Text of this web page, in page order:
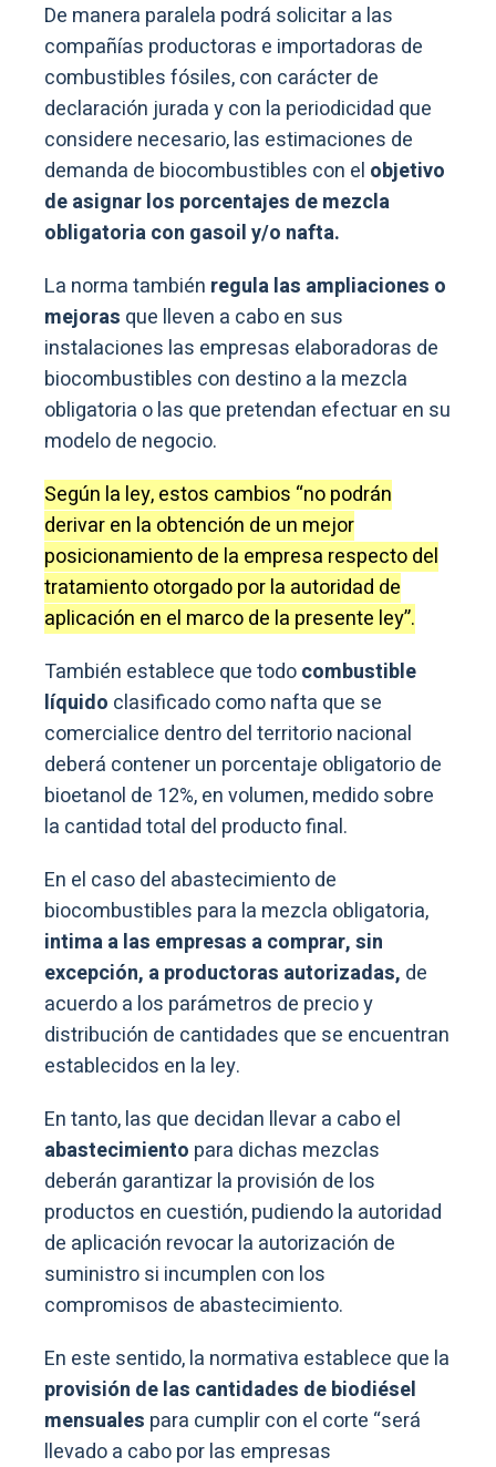
De manera paralela podrá solicitar a las
compañías productoras e importadoras de
combustibles fósiles, con carácter de
declaración jurada y con la periodicidad que
considere necesario, las estimaciones de
demanda de biocombustibles con el objetivo
de asignar los porcentajes de mezcla
obligatoria con gasoil y/o nafta.
La norma también regula las ampliaciones o
mejoras que lleven a cabo en sus
instalaciones las empresas elaboradoras de
biocombustibles con destino a la mezcla
obligatoria o las que pretendan efectuar en su
modelo de negocio.
Según la ley, estos cambios “no podrán
derivar en la obtención de un mejor
posicionamiento de la empresa respecto del
tratamiento otorgado por la autoridad de
aplicación en el marco de la presente ley”.
También establece que todocombustible
líquido clasificado como nafta que se
comercialice dentro del territorio nacional
deberá contener un porcentaje obligatorio de
bioetanol de 12%, en volumen, medido sobre
la cantidad total del producto final.
En el caso del abastecimiento de
biocombustibles para la mezcla obligatoria,
intima a las empresas a comprar, sin
excepción, a productoras autorizadas, de
acuerdo a los parámetros de precio y
distribución de cantidades que se encuentran
establecidos en la ley.
En tanto, las que decidan llevar a cabo el
abastecimiento para dichas mezclas
deberán garantizar la provisión de los
productos en cuestión, pudiendo la autoridad
de aplicación revocar la autorización de
suministro si incumplen con los
compromisos de abastecimiento.
En este sentido, la normativa establece que la
provisión de las cantidades de biodiésel
mensuales para cumplir con el corte “será
llevado a cabo por las empresas